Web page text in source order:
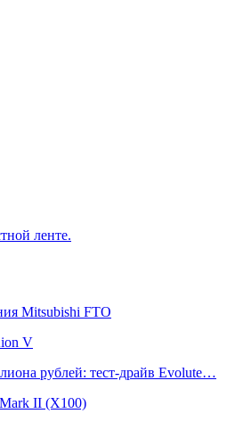
ленте.
Mitsubishi FTO
V
рублей: тест-драйв Evolute…
II (Х100)